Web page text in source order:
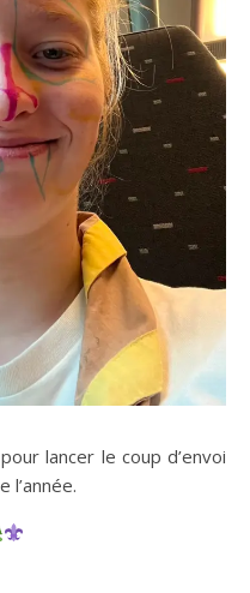
lancer le coup d’envoi
l’année.